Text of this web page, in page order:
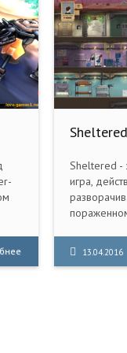
Sheltered -
игра,
решили
13.04.2016